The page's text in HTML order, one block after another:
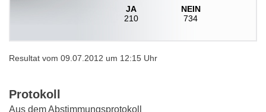
JA
210
NEIN
734
Resultat vom 09.07.2012 um 12:15 Uhr
Protokoll
Aus dem Abstimmungsprotokoll